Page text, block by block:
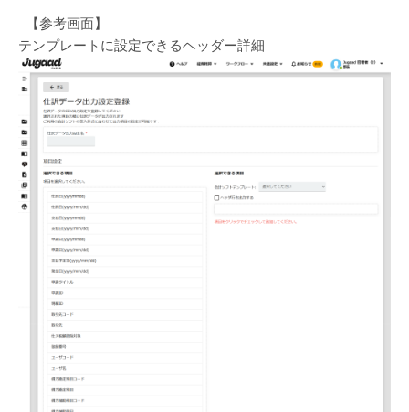
【参考画面】
テンプレートに設定できるヘッダー詳細